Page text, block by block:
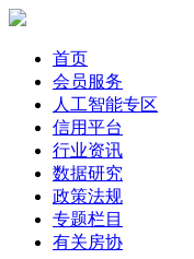
首页
会员服务
人工智能专区
信用平台
行业资讯
数据研究
政策法规
专题栏目
有关房协